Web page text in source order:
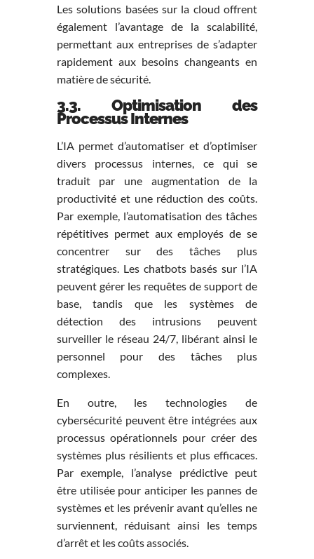
Les solutions basées sur la cloud offrent
également l’avantage de la scalabilité,
permettant aux entreprises de s’adapter
rapidement aux besoins changeants en
matière de sécurité.
3.3. Optimisation des
Processus Internes
L’IA permet d’automatiser et d’optimiser
divers processus internes, ce qui se
traduit par une augmentation de la
productivité et une réduction des coûts.
Par exemple, l’automatisation des tâches
répétitives permet aux employés de se
concentrer sur des tâches plus
stratégiques. Les chatbots basés sur l’IA
peuvent gérer les requêtes de support de
base, tandis que les systèmes de
détection des intrusions peuvent
surveiller le réseau 24/7, libérant ainsi le
personnel pour des tâches plus
complexes.
En outre, les technologies de
cybersécurité peuvent être intégrées aux
processus opérationnels pour créer des
systèmes plus résilients et plus efficaces.
Par exemple, l’analyse prédictive peut
être utilisée pour anticiper les pannes de
systèmes et les prévenir avant qu’elles ne
surviennent, réduisant ainsi les temps
d’arrêt et les coûts associés.